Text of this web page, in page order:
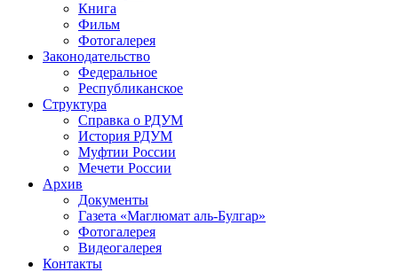
Книга
Фильм
Фотогалерея
Законодательство
Федеральное
Республиканское
Структура
Справка о РДУМ
История РДУМ
Муфтии России
Мечети России
Архив
Документы
Газета «Маглюмат аль-Булгар»
Фотогалерея
Видеогалерея
Контакты